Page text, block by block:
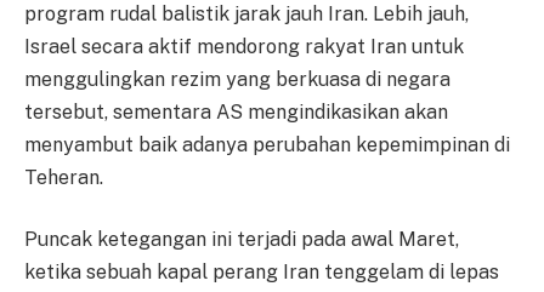
program rudal balistik jarak jauh Iran. Lebih jauh,
Israel secara aktif mendorong rakyat Iran untuk
menggulingkan rezim yang berkuasa di negara
tersebut, sementara AS mengindikasikan akan
menyambut baik adanya perubahan kepemimpinan di
Teheran.
Puncak ketegangan ini terjadi pada awal Maret,
ketika sebuah kapal perang Iran tenggelam di lepas